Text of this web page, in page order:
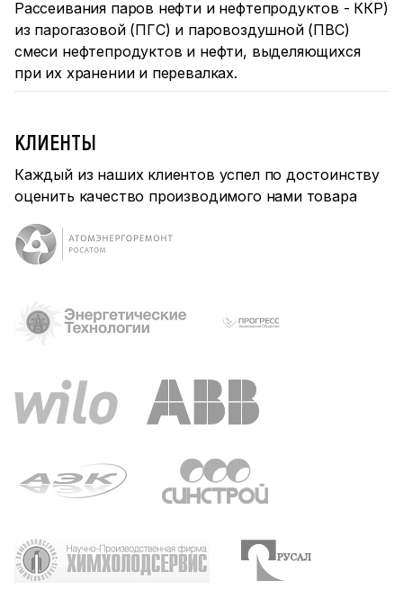
Рассеивания паров нефти и нефтепродуктов - ККР)
из парогазовой (ПГС) и паровоздушной (ПВС)
смеси нефтепродуктов и нефти, выделяющихся
при их хранении и перевалках.
КЛИЕНТЫ
Каждый из наших клиентов успел по достоинству
оценить качество производимого нами товара